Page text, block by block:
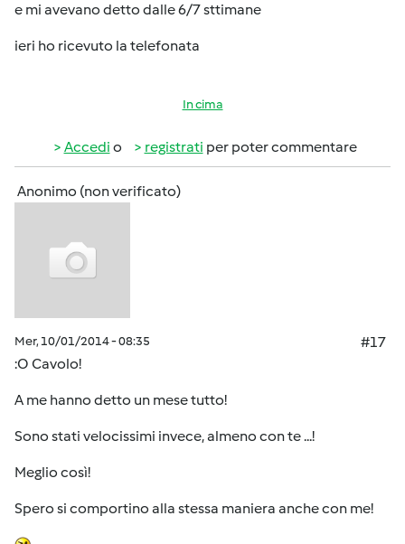
e mi avevano detto dalle 6/7 sttimane
ieri ho ricevuto la telefonata
In cima
Accedi o registrati per poter commentare
Anonimo (non verificato)
Mer, 10/01/2014 - 08:35
#17
:O Cavolo!
A me hanno detto un mese tutto!
Sono stati velocissimi invece, almeno con te ...!
Meglio così!
Spero si comportino alla stessa maniera anche con me!